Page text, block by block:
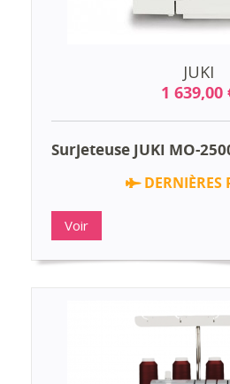
JUKI
1 639,00
Surjeteuse JUKI MO-
DERNIÈRES
Voir